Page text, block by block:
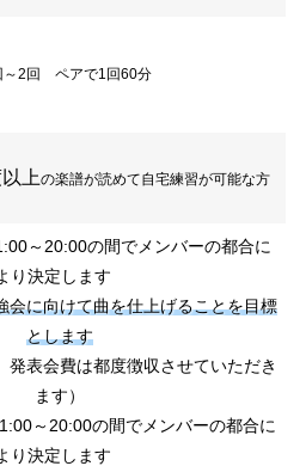
～2回 ペアで1回60分
上の楽譜が読めて自宅練習が可能な方
～20:00の間でメンバーの都合に
り決定します
会に向けて曲を仕上げることを目標
とします
発表会費は都度徴収させていただき
ます）
～20:00の間でメンバーの都合に
り決定します